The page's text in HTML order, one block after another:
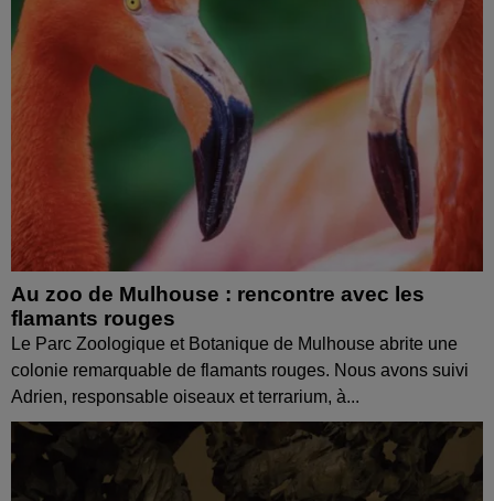
Au zoo de Mulhouse : rencontre avec les
flamants rouges
Le Parc Zoologique et Botanique de Mulhouse abrite une
colonie remarquable de flamants rouges. Nous avons suivi
Adrien, responsable oiseaux et terrarium, à...